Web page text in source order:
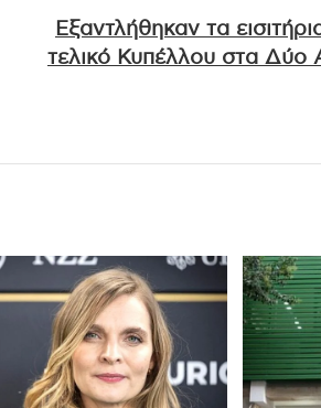
Εξαντλήθηκαν τα
τελικό Κυπέλλου στα Δύο